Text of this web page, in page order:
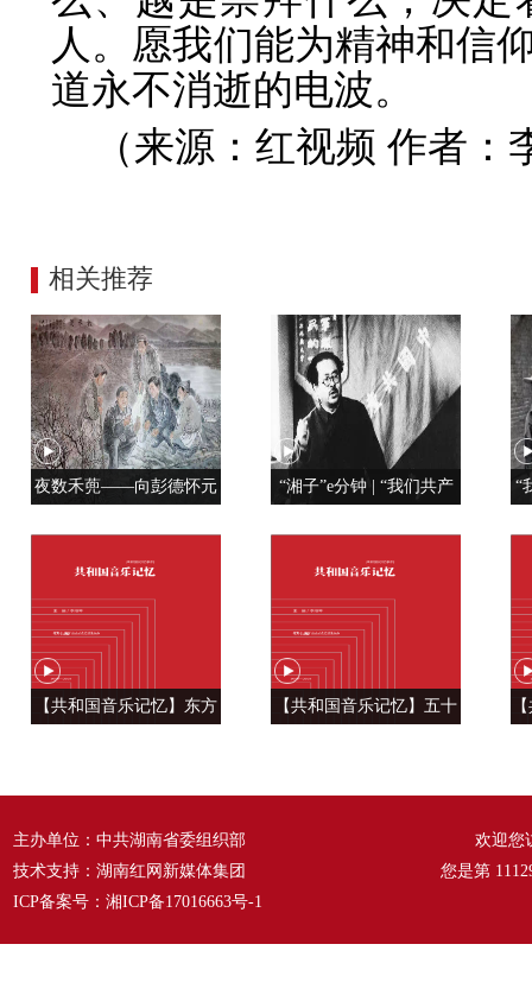
人。愿我们能为精神和信
道永不消逝的电波。
（来源：红视频 作者：
相关推荐
夜数禾蔸——向彭德怀元
“湘子”e分钟 | “我们共产
“
【共和国音乐记忆】东方
【共和国音乐记忆】五十
主办单位：中共湖南省委组织部
技术支持：湖南红网新媒体集团
ICP备案号： 湘ICP备17016663号-1
欢迎您
您是第